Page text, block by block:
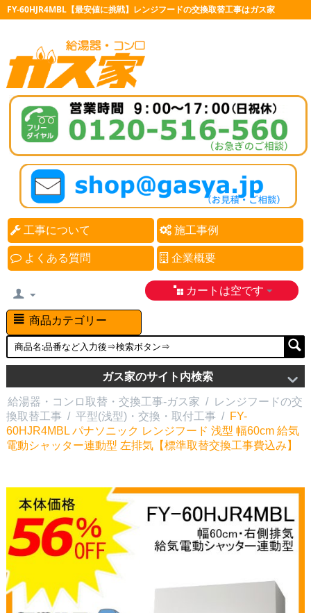
FY-60HJR4MBL【最安値に挑戦】レンジフードの交換取替工事はガス家
工事について 施工事例
よくある質問 企業概要
カートは空です
商品カテゴリー
ガス家のサイト内検索
給湯器・コンロ取替・交換工事-ガス家 / レンジフードの交
換取替工事 / 平型(浅型)・交換・取付工事 / FY-
60HJR4MBL パナソニック レンジフード 浅型 幅60cm 給気
電動シャッター連動型 左排気【標準取替交換工事費込み】